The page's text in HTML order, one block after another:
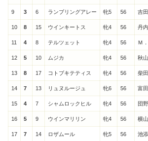
9 3 6 ランブリングアレー 牝5 56 吉
10 8 15 ウインキートス 牝4 56 丹
11 4 8 テルツェット 牝4 56 Ｍ
12 5 10 ムジカ 牝4 56 秋
13 8 17 コトブキテティス 牝4 56 柴
14 7 13 リュヌルージュ 牝6 56 富
15 4 7 シャムロックヒル 牝4 56 団
16 5 9 ウインマリリン 牝4 56 横
17 7 14 ロザムール 牝5 56 池